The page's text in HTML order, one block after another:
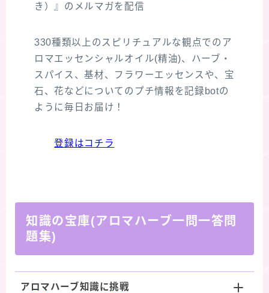
き）』のメルマガを配信
330種類以上のスピリチュアルな観点でのア
ロマエッセンシャルオイル(精油)、ハーブ・
スパイス、基材、フラワーエッセンスや、宝
石、花などについてのプチ情報を記録botの
ように毎日お届け！
登録はコチラ
知識の宝庫(アロマハーブ一問一答問
題集)
アロマハーブ知識に挑戦